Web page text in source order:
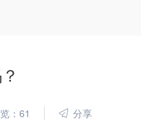
：61 分享